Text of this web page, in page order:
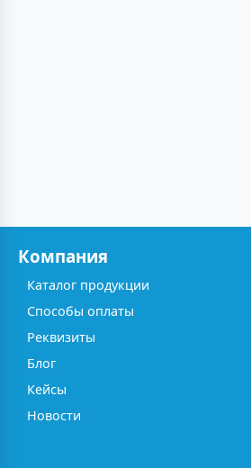
Компания
Каталог продукции
Способы оплаты
Реквизиты
Блог
Кейсы
Новости